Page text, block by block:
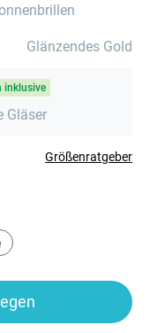
Glänzendes Gold
inklusive
Gläser
Größenratgeber